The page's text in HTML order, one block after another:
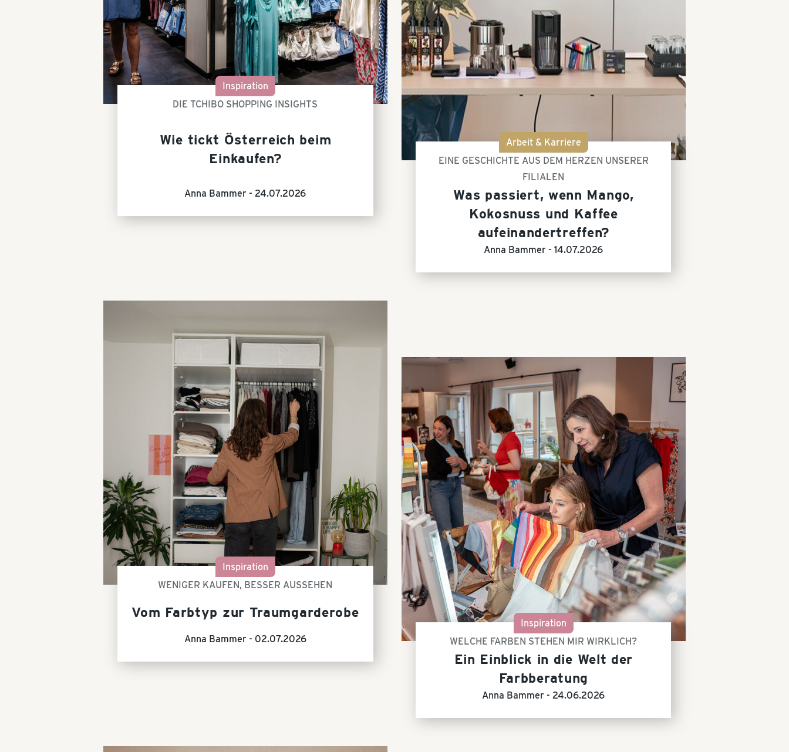
Inspiration
DIE TCHIBO SHOPPING INSIGHTS
Wie tickt Österreich beim
Einkaufen?
Anna Bammer -24.07.2026
Arbeit & Karriere
EINE GESCHICHTE AUS DEM HERZEN UNSERER
FILIALEN
Was passiert, wenn Mango,
Kokosnuss und Kaffee
aufeinandertreffen?
Anna Bammer -14.07.2026
Inspiration
WENIGER KAUFEN, BESSER AUSSEHEN
Vom Farbtyp zur Traumgarderobe
Anna Bammer - 02.07.2026
Inspiration
WELCHE FARBEN STEHEN MIR WIRKLICH?
Ein Einblick in die Welt der
Farbberatung
Anna Bammer -24.06.2026